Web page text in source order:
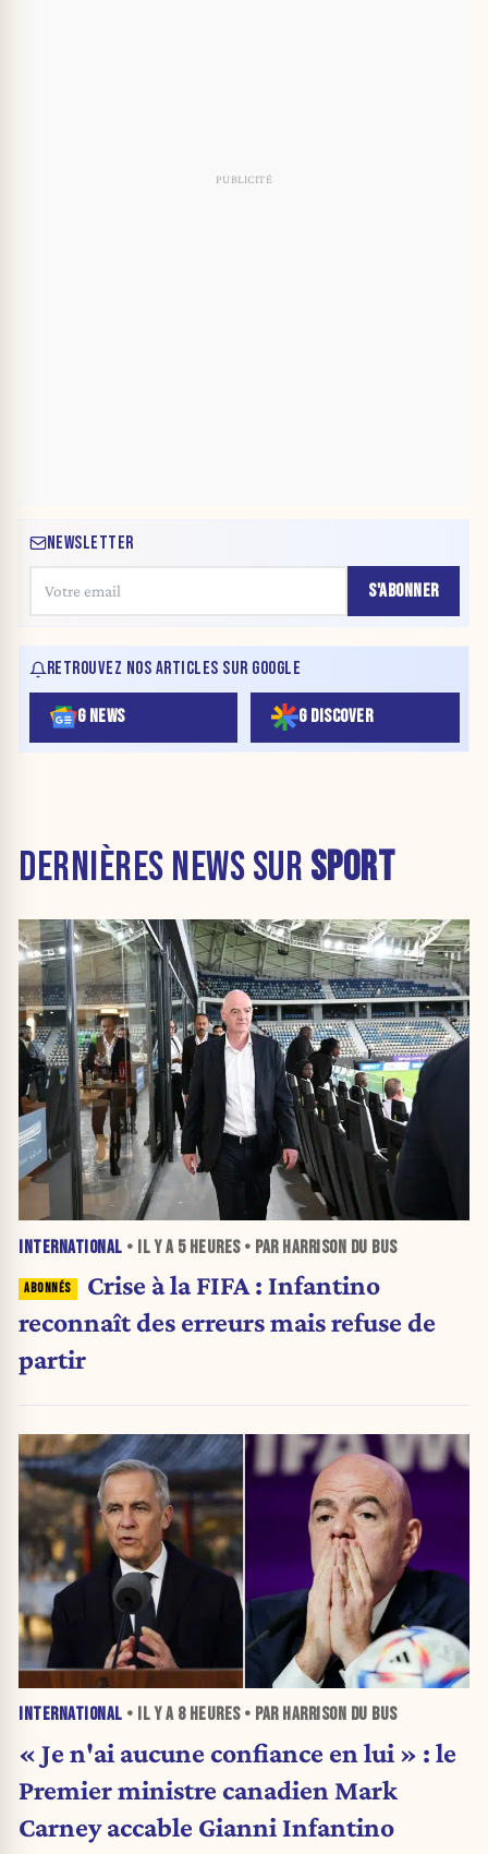
NEWSLETTER
S'ABONNER
RETROUVEZ NOS ARTICLES SUR GOOGLE
G NEWS G DISCOVER
DERNIÈRES NEWS SUR SPORT
INTERNATIONAL • IL Y A 5 HEURES• PAR HARRISON DU BUS
Crise à la FIFA : Infantino
reconnaît des erreurs mais refuse de
partir
INTERNATIONAL • IL Y A 8 HEURES• PAR HARRISON DU BUS
« Je n'ai aucune confiance en lui » : le
Premier ministre canadien Mark
Carney accable Gianni Infantino